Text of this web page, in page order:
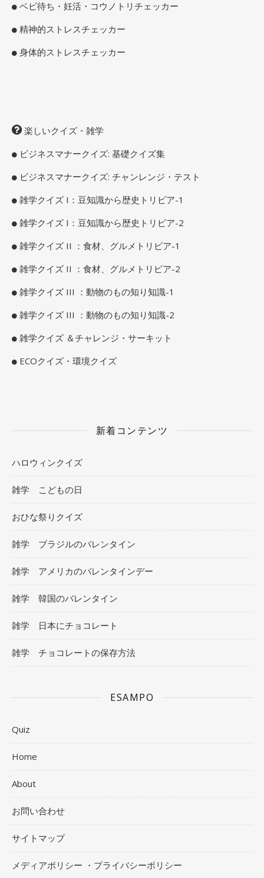
ベビ待ち・妊活・コウノトリチェッカー
精神的ストレスチェッカー
身体的ストレスチェッカー
楽しいクイズ・雑学
ビジネスマナークイズ: 基礎クイズ集
ビジネスマナークイズ: チャンレンジ・テスト
雑学クイズ I：豆知識から歴史トリビア-1
雑学クイズ I：豆知識から歴史トリビア-2
雑学クイズ II ：食材、グルメトリビア-1
雑学クイズ II ：食材、グルメトリビア-2
雑学クイズ III ：動物のもの知り知識-1
雑学クイズ III ：動物のもの知り知識-2
雑学クイズ ＆チャレンジ・サーキット
ECOクイズ・環境クイズ
新着コンテンツ
ハロウィンクイズ
雑学 こどもの日
おひな祭りクイズ
雑学 ブラジルのバレンタイン
雑学 アメリカのバレンタインデー
雑学 韓国のバレンタイン
雑学 日本にチョコレート
雑学 チョコレートの保存方法
ESAMPO
Quiz
Home
About
お問い合わせ
サイトマップ
メディアポリシー ・プライバシーポリシー